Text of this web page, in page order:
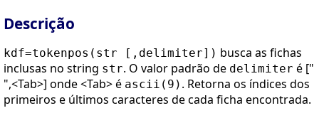
Descrição
kdf=tokenpos(str [,delimiter]) busca as fichas
inclusas no string str. O valor padrão de delimiter é ["
",<Tab>] onde <Tab> é ascii(9) . Retorna os índices dos
primeiros e últimos caracteres de cada ficha encontrada.